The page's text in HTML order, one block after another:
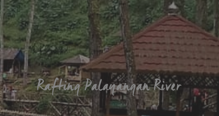
Rafting Palayangan River